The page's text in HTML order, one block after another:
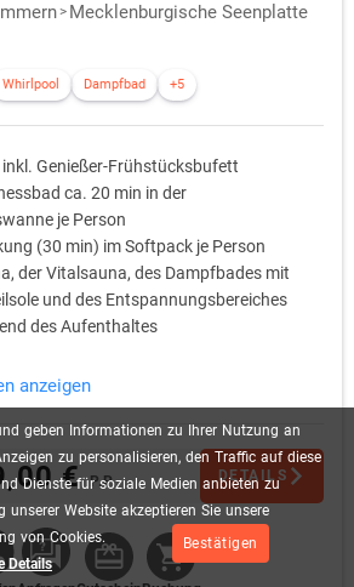
geben Informationen zu Ihrer Nutzung an
zu personalisieren, den Traffic auf diese
Dienste für soziale Medien anbieten zu
unserer Website akzeptieren Sie unsere
von Cookies.
Details
Bestätigen
Mecklenburgische Seenplatte
Whirlpool Dampfbad +5
Genießer-Frühstücksbufett
ca. 20 min in der
je Person
(30 min) im Softpack je Person
der Vitalsauna, des Dampfbades mit
und des Entspannungsbereiches
des Aufenthaltes
anzeigen
€P.P. DETAILS